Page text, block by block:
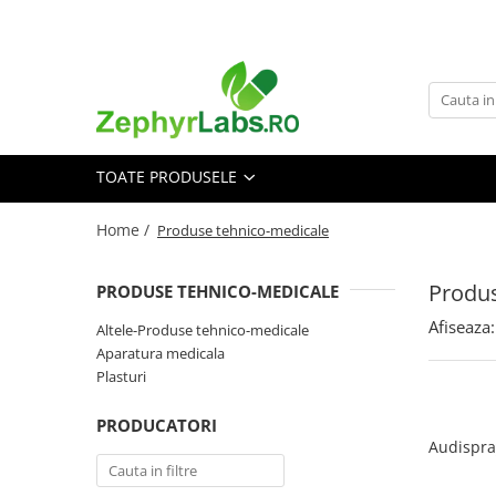
Alimentatie sanatoasa
Ingrijire și cosmetice
Scutece si servetele
Protectie anti-insecte
Hrana pentru bebelusi
TOATE PRODUSELE
Home / Produse tehnico-medicale
PRODUSE TEHNICO-MEDICALE
Altele-Produse tehnico-medicale
Aparatura medicala
Plasturi
PRODUCATORI
Afiseaza: